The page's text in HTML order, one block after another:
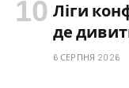
Ліги
де
6 СЕРПНЯ 2026